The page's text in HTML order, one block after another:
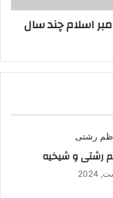
اسلام چند سال
رشتی و شیخیه